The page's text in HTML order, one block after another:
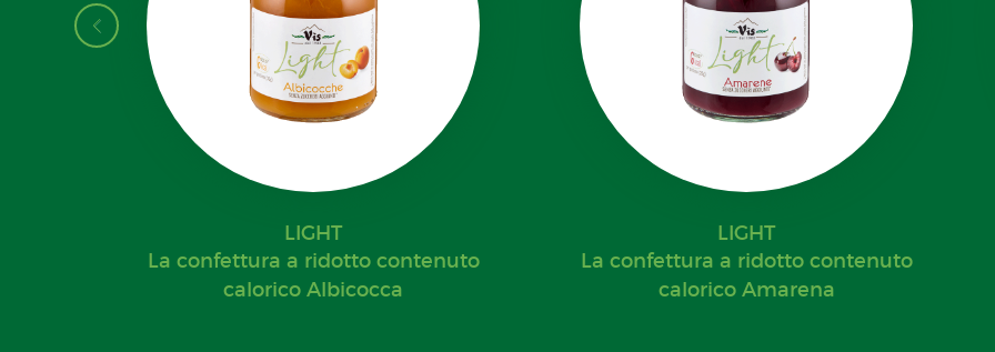
LIGHT
La confettura a ridotto contenuto
calorico Albicocca
LIGHT
La confettura a ridotto contenuto
calorico Amarena